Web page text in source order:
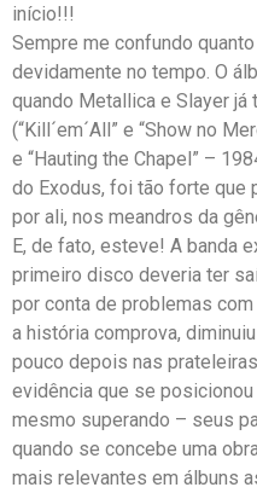
início!!!
Sempre me confundo
devidamente no tempo. O
quando Metallica e Slayer
(“Kill´em´All” e “Show no
e “Hauting the Chapel” –
do Exodus, foi tão forte que
por ali, nos meandros da
E, de fato, esteve! A banda
primeiro disco deveria ter
por conta de problemas
a história comprova,
pouco depois nas
evidência que se
mesmo superando – seus
quando se concebe uma
mais relevantes em álbuns